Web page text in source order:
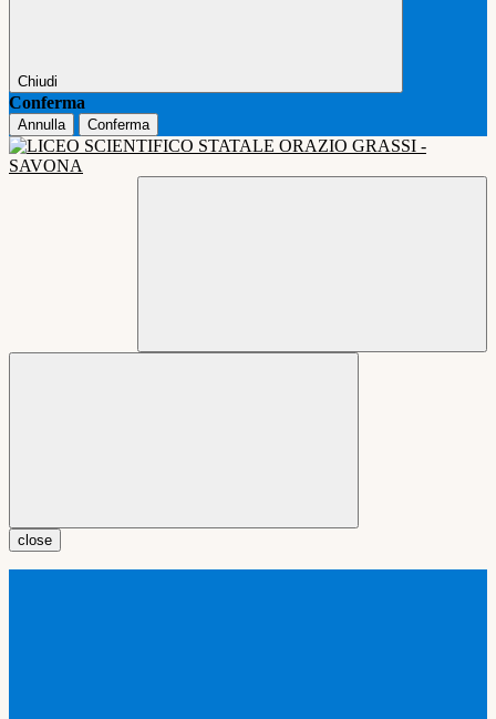
Chiudi
Conferma
Annulla Conferma
close